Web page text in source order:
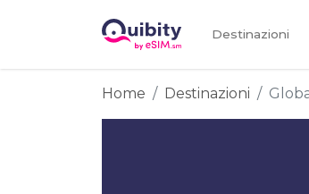
Destinazioni
Home Destinazioni